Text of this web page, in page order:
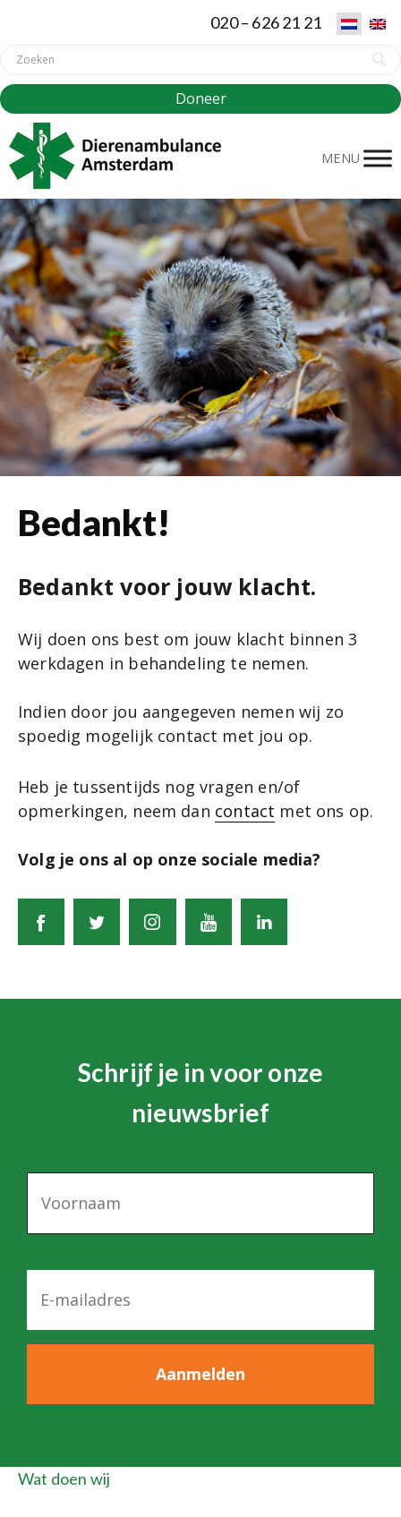
020 – 626 21 21
Doneer
MENU
Bedankt!
Bedankt voor jouw klacht.
Wij doen ons best om jouw klacht binnen 3
werkdagen in behandeling te nemen.
Indien door jou aangegeven nemen wij zo
spoedig mogelijk contact met jou op.
Heb je tussentijds nog vragen en/of
opmerkingen, neem dan contact met ons op.
Volg je ons al op onze sociale media?
Schrijf je in voor onze
nieuwsbrief
N
m
E
m
a
i
Wat doen wij